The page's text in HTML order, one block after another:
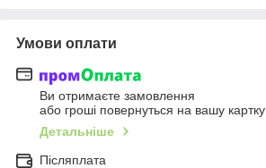
Умови оплати
Ви отримаєте замовлення
або гроші повернуться на вашу картку
Детальніше
Післяплата